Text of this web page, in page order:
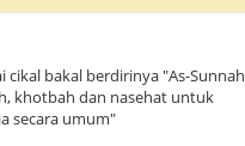
cikal bakal berdirinya "As-Sunnah
khotbah dan nasehat untuk
secara umum"